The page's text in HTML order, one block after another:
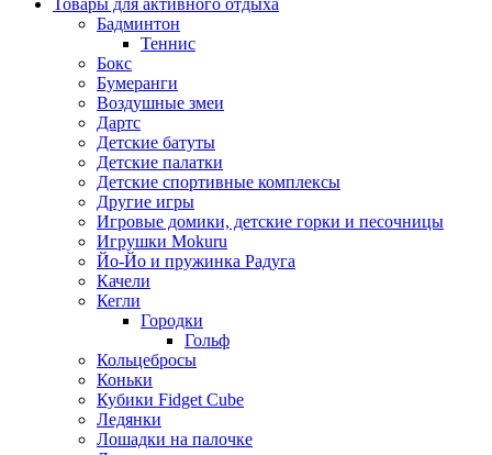
Товары для активного отдыха
Бадминтон
Теннис
Бокс
Бумеранги
Воздушные змеи
Дартс
Детские батуты
Детские палатки
Детские спортивные комплексы
Другие игры
Игровые домики, детские горки и песочницы
Игрушки Mokuru
Йо-Йо и пружинка Радуга
Качели
Кегли
Городки
Гольф
Кольцебросы
Коньки
Кубики Fidget Cube
Ледянки
Лошадки на палочке